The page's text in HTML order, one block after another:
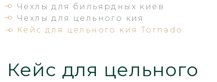
Чехлы для бильярдных киев
Чехлы для цельного кия
Кейс для цельного кия Tornado
Кейс для цельного